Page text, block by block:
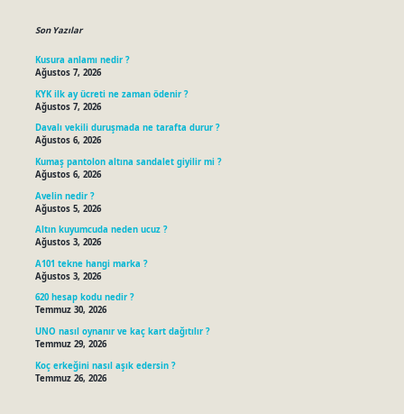
Son Yazılar
Kusura anlamı nedir ?
Ağustos 7, 2026
KYK ilk ay ücreti ne zaman ödenir ?
Ağustos 7, 2026
Davalı vekili duruşmada ne tarafta durur ?
Ağustos 6, 2026
Kumaş pantolon altına sandalet giyilir mi ?
Ağustos 6, 2026
Avelin nedir ?
Ağustos 5, 2026
Altın kuyumcuda neden ucuz ?
Ağustos 3, 2026
A101 tekne hangi marka ?
Ağustos 3, 2026
620 hesap kodu nedir ?
Temmuz 30, 2026
UNO nasıl oynanır ve kaç kart dağıtılır ?
Temmuz 29, 2026
Koç erkeğini nasıl aşık edersin ?
Temmuz 26, 2026